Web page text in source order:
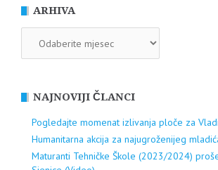
ARHIVA
NAJNOVIJI ČLANCI
Pogledajte momenat izlivanja ploče za
Humanitarna akcija za najugroženijeg
Maturanti Tehničke Škole (2023/2024)